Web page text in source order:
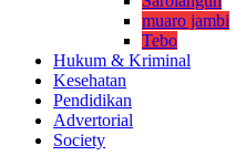
muaro jambi
Tebo
Hukum & Kriminal
Kesehatan
Pendidikan
Advertorial
Society